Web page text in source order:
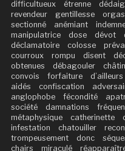
difficultueux
étrenne
revendeur
gentillesse
sectionné
anémiant
manipulatrice
dose dévot
déclamatoire
colosse
courroux
rompu disent
obtenues
débagouler
convois
forfaiture d’ailleurs
aidés
confiscation
anglophobe
fécondité
société
damnations
métaphysique
catherinette
infestation
chatouiller
trompeusement
donc
chairs
miraculé